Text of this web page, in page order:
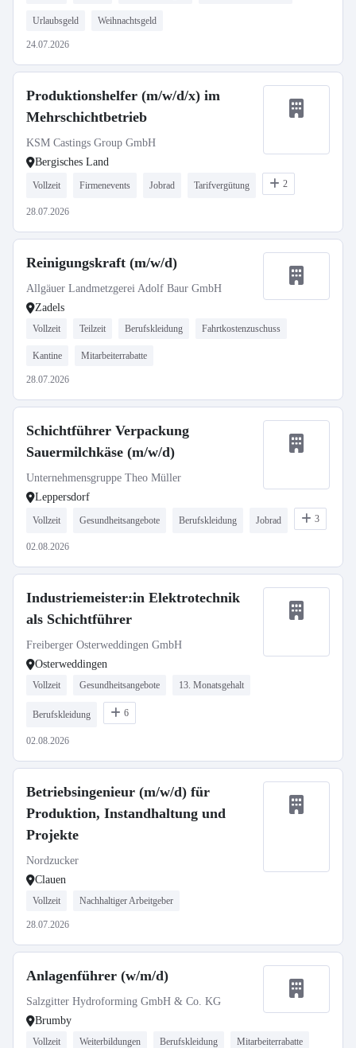
Urlaubsgeld Weihnachtsgeld
24.07.2026
Produktionshelfer (m/w/d/x) im
Mehrschichtbetrieb
KSM Castings Group GmbH
Bergisches Land
Vollzeit Firmenevents Jobrad Tarifvergütung 2
28.07.2026
Reinigungskraft (m/w/d)
Allgäuer Landmetzgerei Adolf Baur GmbH
Zadels
Vollzeit Teilzeit Berufskleidung Fahrtkostenzuschuss
Kantine Mitarbeiterrabatte
28.07.2026
Schichtführer Verpackung
Sauermilchkäse (m/w/d)
Unternehmensgruppe Theo Müller
Leppersdorf
Vollzeit Gesundheitsangebote Berufskleidung Jobrad 3
02.08.2026
Industriemeister:in Elektrotechnik
als Schichtführer
Freiberger Osterweddingen GmbH
Osterweddingen
Vollzeit Gesundheitsangebote 13. Monatsgehalt
Berufskleidung 6
02.08.2026
Betriebsingenieur (m/w/d) für
Produktion, Instandhaltung und
Projekte
Nordzucker
Clauen
Vollzeit Nachhaltiger Arbeitgeber
28.07.2026
Anlagenführer (w/m/d)
Salzgitter Hydroforming GmbH & Co. KG
Brumby
Vollzeit Weiterbildungen Berufskleidung Mitarbeiterrabatte